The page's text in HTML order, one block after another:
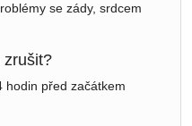
se zády, srdcem
zrušit?
hodin před začátkem